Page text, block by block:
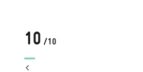
10 /10